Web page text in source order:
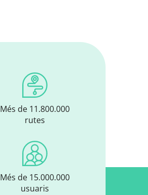
Més de 11.800.000
rutes
Més de 15.000.000
usuaris